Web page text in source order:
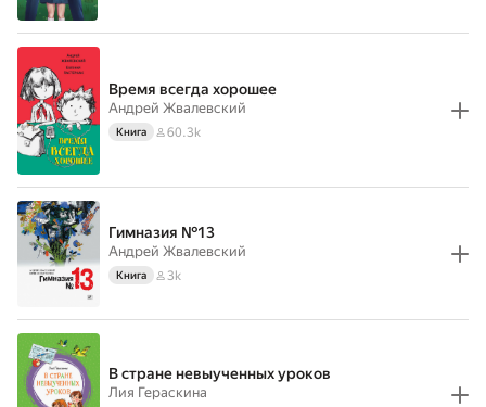
Время всегда хорошее
Андрей Жвалевский
Книга 60.3k
Гимназия №13
Андрей Жвалевский
Книга 3k
В стране невыученных уроков
Лия Гераскина